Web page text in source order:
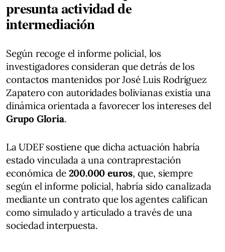
presunta actividad de
intermediación
Según recoge el informe policial, los
investigadores consideran que detrás de los
contactos mantenidos por José Luis Rodríguez
Zapatero con autoridades bolivianas existía una
dinámica orientada a favorecer los intereses del
Grupo Gloria.
La UDEF sostiene que dicha actuación habría
estado vinculada a una contraprestación
económica de 200.000 euros, que, siempre
según el informe policial, habría sido canalizada
mediante un contrato que los agentes califican
como simulado y articulado a través de una
sociedad interpuesta.